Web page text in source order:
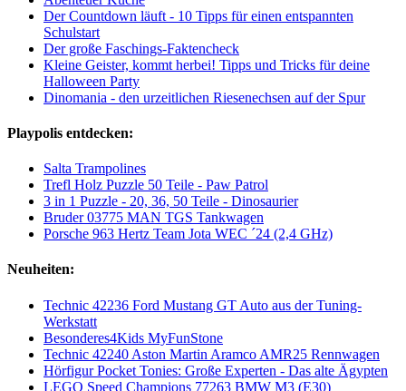
Der Countdown läuft - 10 Tipps für einen entspannten
Schulstart
Der große Faschings-Faktencheck
Kleine Geister, kommt herbei! Tipps und Tricks für deine
Halloween Party
Dinomania - den urzeitlichen Riesenechsen auf der Spur
Playpolis entdecken:
Salta Trampolines
Trefl Holz Puzzle 50 Teile - Paw Patrol
3 in 1 Puzzle - 20, 36, 50 Teile - Dinosaurier
Bruder 03775 MAN TGS Tankwagen
Porsche 963 Hertz Team Jota WEC ´24 (2,4 GHz)
Neuheiten:
Technic 42236 Ford Mustang GT Auto aus der Tuning-
Werkstatt
Besonderes4Kids MyFunStone
Technic 42240 Aston Martin Aramco AMR25 Rennwagen
Hörfigur Pocket Tonies: Große Experten - Das alte Ägypten
LEGO Speed Champions 77263 BMW M3 (E30)